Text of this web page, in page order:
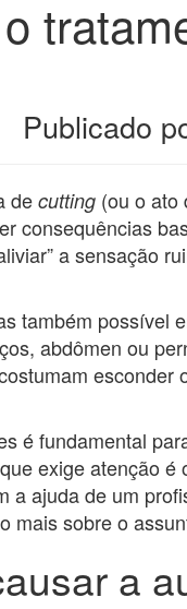
Publicado
de cutting (ou o ato
consequências
a sensação
também possível
abdômen ou
esconder
é fundamental
exige atenção
a ajuda de um
mais sobre o
a